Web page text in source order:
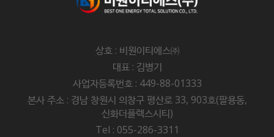
상호 : 비원이티에스㈜
대표 : 김병기
사업자등록번호 : 449-88-01333
본사 주소 : 경남 창원시 의창구 평산로 33, 903호(팔용동,
신화더플렉스시티)
Tel : 055-286-3311